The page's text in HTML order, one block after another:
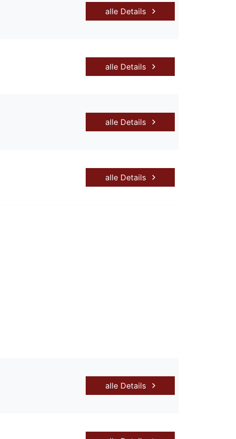
alle Details
alle Details
alle Details
alle Details
alle Details